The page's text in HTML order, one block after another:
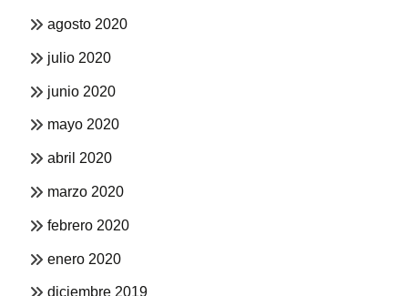
agosto 2020
julio 2020
junio 2020
mayo 2020
abril 2020
marzo 2020
febrero 2020
enero 2020
diciembre 2019